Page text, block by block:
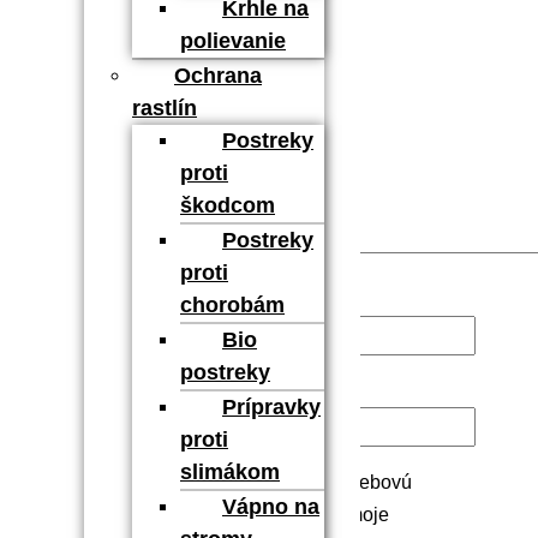
Krhle na
polievanie
Ochrana
rastlín
Postreky
proti
škodcom
Postreky
proti
chorobám
Bio
postreky
Prípravky
proti
slimákom
Vápno na
Uložiť moje meno, e-mail a webovú
stránku v tomto prehliadači pre moje